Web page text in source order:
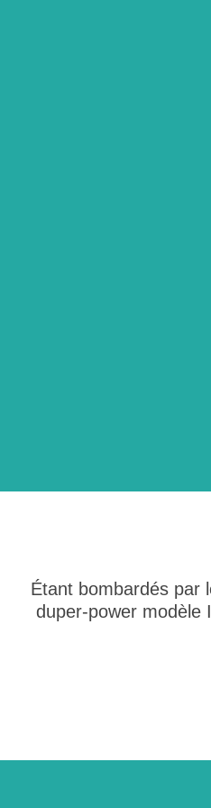
Étant bombardés par
duper-power modèle